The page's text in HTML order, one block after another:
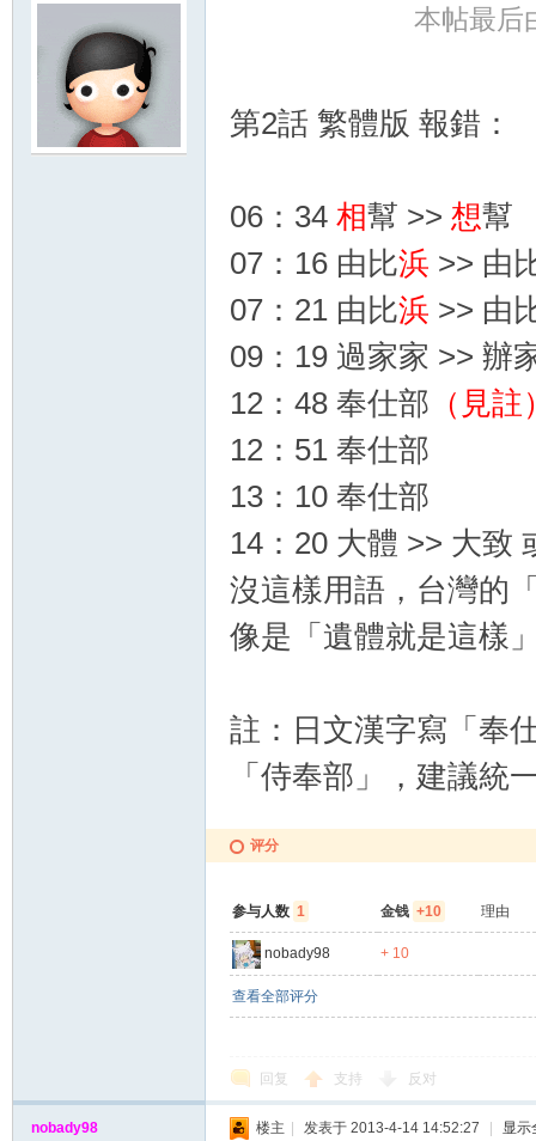
本帖最后
第2話 繁體版 報錯：
06：34 相幫 >> 想幫
07：16 由比浜 >> 由
07：21 由比浜 >> 由
09：19 過家家 >> 辦
12：48 奉仕部 （見註
12：51 奉仕部
13：10 奉仕部
14：20 大體 >> 大致
沒這樣用語，台灣的
像是「遺體就是這樣
註：日文漢字寫「奉
「侍奉部」，建議統
评分
参与人数 1 金钱 +10 理由
nobady98 + 10
查看全部评分
回复 支持 反对
nobady98 楼主 发表于 2013-4-14 14:52:27 显示